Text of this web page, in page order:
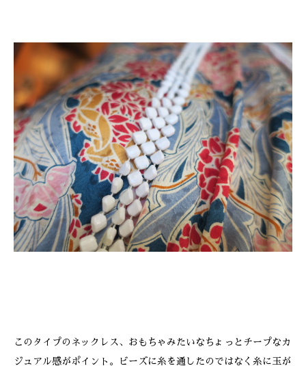
このタイプのネックレス、おもちゃみたいなちょっとチープなカ
ジュアル感がポイント。ビーズに糸を通したのではなく糸に玉が